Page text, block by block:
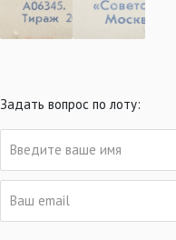
Задать вопрос по лоту: